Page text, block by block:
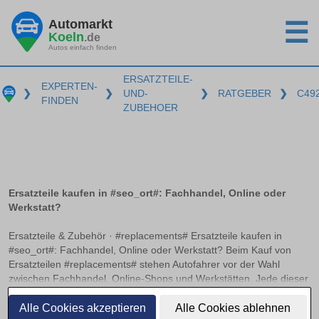
Alle Cookies akzeptieren Alle Cookies ablehnen
Automarkt
Koeln.de
Autos einfach finden ☰
❯
EXPERTEN-
FINDEN
❯
ERSATZTEILE-
UND-
ZUBEHOER
❯ RATGEBER ❯
Ersatzteile kaufen in #seo_ort#: Fachhandel, Online oder
Werkstatt?
Ersatzteile & Zubehör · #replacements# Ersatzteile kaufen in
#seo_ort#: Fachhandel, Online oder Werkstatt? Beim Kauf von
Ersatzteilen #replacements# stehen Autofahrer vor der Wahl
zwischen Fachhandel, Online-Shops und Werkstätten. Jede dieser
Bezugsquellen hat ihre Vorzüge und Herausforderungen. Worauf
es beim Online-Kauf von Kfz-Teilen zu achten gilt und wann sich
weiterlesen